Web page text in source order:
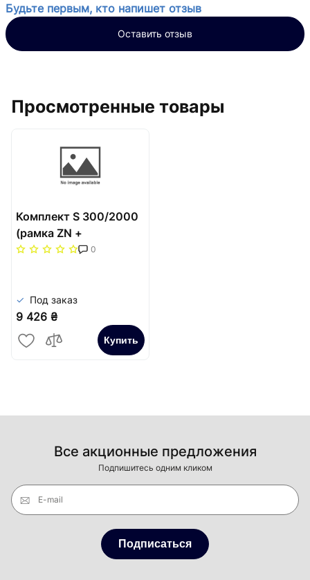
Будьте первым, кто напишет отзыв
Оставить отзыв
Просмотренные товары
Комплект S 300/2000
(рамка ZN +
повздовжня решітка
0
Под заказ
9 426 ₴
Купить
Все акционные предложения
Подпишитесь одним кликом
E-mail
Подписаться